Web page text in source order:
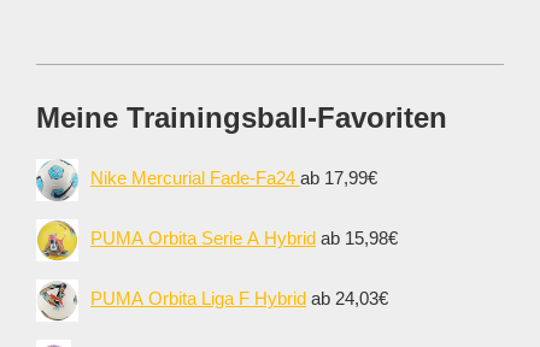
Meine Trainingsball-Favoriten
Nike Mercurial Fade-Fa24 ab 17,99€
PUMA Orbita Serie A Hybrid ab 15,98€
PUMA Orbita Liga F Hybrid ab 24,03€